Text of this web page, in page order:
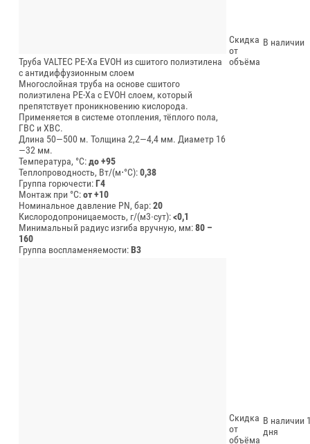
Труба VALTEC PE-Xa EVOH из сшитого полиэтилена
c антидиффузионным слоем
Многослойная труба на основе сшитого
полиэтилена PE-Xa с EVOH слоем, который
препятствует проникновению кислорода.
Применяется в системе отопления, тёплого пола,
ГВС и ХВС.
Длина 50—500 м. Толщина 2,2—4,4 мм. Диаметр 16
—32 мм.
Температура, °C:до +95
Теплопроводность, Вт/(м⋅°С):0,38
Группа горючести:Г4
Монтаж при °C:от +10
Номинальное давление PN, бар:20
Кислородопроницаемость, г/(м3∙сут):<0,1
Минимальный радиус изгиба вручную, мм:80 –
160
Группа воспламеняемости:В3
Скидка
от
объёма
В наличии
Скидка
от
объёма
В наличии
дня